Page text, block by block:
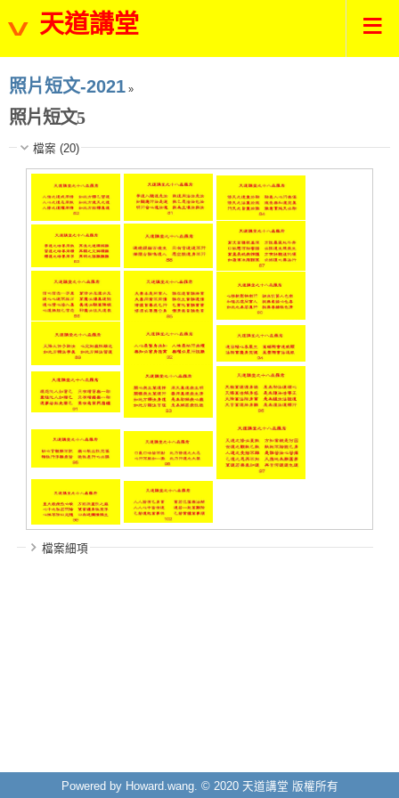
天道講堂
照片短文-2021 »
照片短文5
檔案 (20)
檔案細項
Powered by Howard.wang. © 2020 天道講堂 版權所有